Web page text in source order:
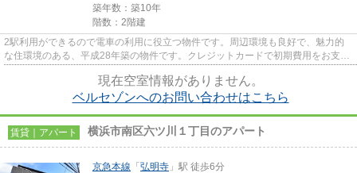
築年数：築10年
階数：2階建
2駅利用ができるので電車の利用に役立つ物件です。周辺環境も良好で、魅力的
な住環境のある、平成28年築の物件です。クレジットカードで初期費用をお支払
現在空室情報がありません。
ベルセゾンへのお問い合わせはこちら
賃貸｜アパート 横浜市南区六ツ川１丁目のアパート
京急本線 「 弘明寺 」駅 徒歩6分